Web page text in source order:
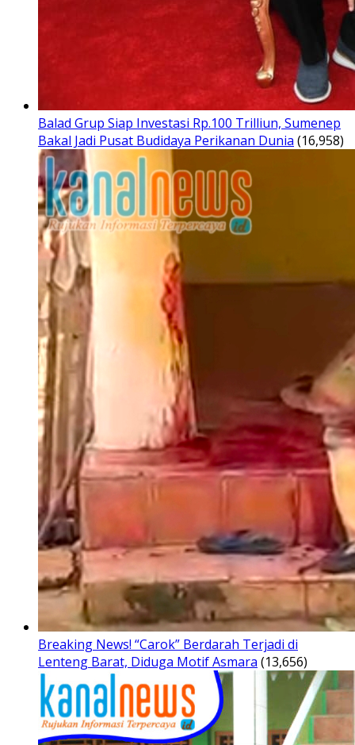
Balad Grup Siap Investasi Rp.100 Trilliun, Sumenep
Bakal Jadi Pusat Budidaya Perikanan Dunia (16,958)
Breaking News! “Carok” Berdarah Terjadi di
Lenteng Barat, Diduga Motif Asmara (13,656)